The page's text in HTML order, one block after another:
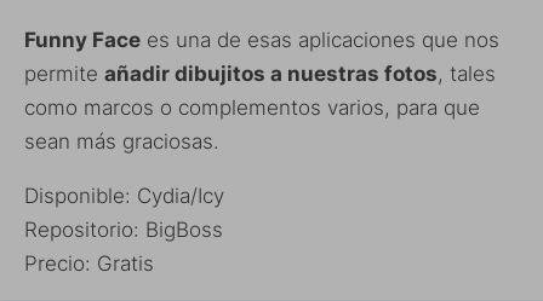
Funny Face es una de esas aplicaciones que nos
permite añadir dibujitos a nuestras fotos, tales
como marcos o complementos varios, para que
sean más graciosas.
Disponible: Cydia/Icy
Repositorio: BigBoss
Precio: Gratis